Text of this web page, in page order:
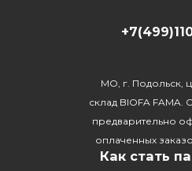
МО, г. Подольск,
склад BIOFA FAMA.
предварительно
оплаченных
Как стать